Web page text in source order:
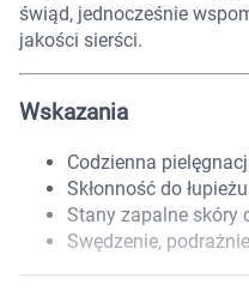
Korzystamy z
świąd, jednocześnie
jakości sierści.
Wskazania
Codzienna
Skłonność do
Stany zapalne skóry
Swędzenie,